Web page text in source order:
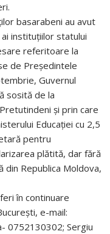
basarabeni au avut
instituţiilor statului
referitoare la
de Preşedintele
Guvernul
sosită de la
şi prin care
Educaţiei cu 2,5
pentru
plătită, dar fără
Republica Moldova,
în continuare
e-mail:
0752130302; Sergiu